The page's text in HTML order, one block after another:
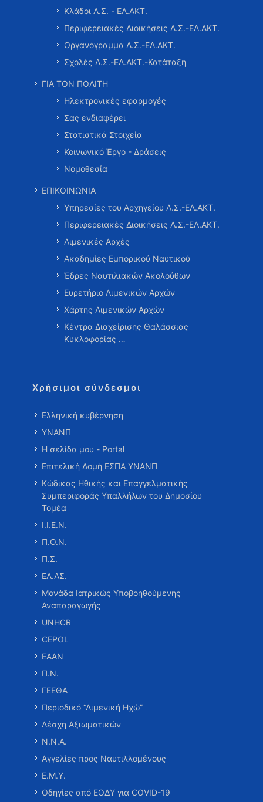
Κλάδοι Λ.Σ. - ΕΛ.ΑΚΤ.
Περιφερειακές Διοικήσεις Λ.Σ.-ΕΛ.ΑΚΤ.
Οργανόγραμμα Λ.Σ.-ΕΛ.ΑΚΤ.
Σχολές Λ.Σ.-ΕΛ.ΑΚΤ.-Κατάταξη
ΓΙΑ ΤΟΝ ΠΟΛΙΤΗ
Ηλεκτρονικές εφαρμογές
Σας ενδιαφέρει
Στατιστικά Στοιχεία
Κοινωνικό Έργο - Δράσεις
Νομοθεσία
ΕΠΙΚΟΙΝΩΝΙΑ
Υπηρεσίες του Αρχηγείου Λ.Σ.-ΕΛ.ΑΚΤ.
Περιφερειακές Διοικήσεις Λ.Σ.-ΕΛ.ΑΚΤ.
Λιμενικές Αρχές
Ακαδημίες Εμπορικού Ναυτικού
Έδρες Ναυτιλιακών Ακολούθων
Ευρετήριο Λιμενικών Αρχών
Χάρτης Λιμενικών Αρχών
Κέντρα Διαχείρισης Θαλάσσιας
Κυκλοφορίας …
Χρήσιμοι σύνδεσμοι
Ελληνική κυβέρνηση
ΥΝΑΝΠ
Η σελίδα μου - Portal
Επιτελική Δομή ΕΣΠΑ ΥΝΑΝΠ
Κώδικας Ηθικής και Επαγγελματικής
Συμπεριφοράς Υπαλλήλων του Δημοσίου
Τομέα
Ι.Ι.Ε.Ν.
Π.Ο.Ν.
Π.Σ.
ΕΛ.ΑΣ.
Μονάδα Ιατρικώς Υποβοηθούμενης
Αναπαραγωγής
UNHCR
CEPOL
ΕΑΑΝ
Π.Ν.
ΓΕΕΘΑ
Περιοδικό “Λιμενική Ηχώ”
Λέσχη Αξιωματικών
Ν.Ν.Α.
Αγγελίες προς Ναυτιλλομένους
Ε.Μ.Υ.
Οδηγίες από ΕΟΔΥ για COVID-19